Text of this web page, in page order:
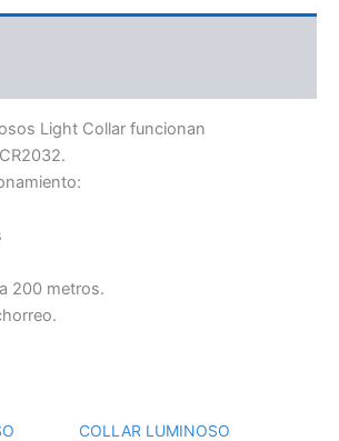
Light Collar funcionan
200 metros.
COLLAR LUMINOSO